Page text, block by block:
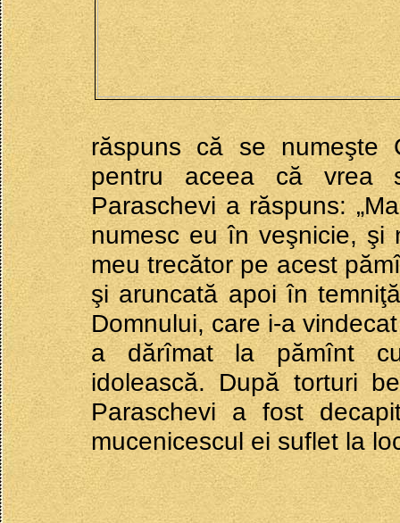
răspuns că se numeşte
pentru aceea că vrea
Paraschevi a răspuns:
numesc eu în veşnicie, şi
meu trecător pe acest
şi aruncată apoi în
Domnului, care i-a
a dărîmat la pămînt
idolească. După torturi
Paraschevi a fost
mucenicescul ei suflet la